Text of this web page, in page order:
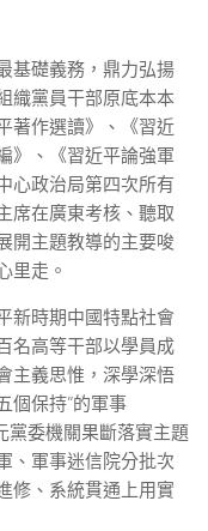
基礎義務，鼎力弘揚
織黨員干部原底本本
著作選讀》、《習近
》、《習近平論強軍
心政治局第四次所有
席在廣東考核、聽取
開主題教導的主要唆
里走。
新時期中國特點社會
名高等干部以學員成
主義思惟，深學深悟
個保持”的軍事
黨委機關果斷落實主題
、軍事迷信院分批次
修、系統貫通上用實